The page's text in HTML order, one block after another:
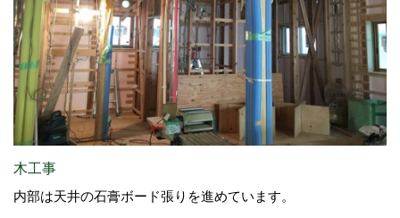
木工事
内部は天井の石膏ボード張りを進めています。